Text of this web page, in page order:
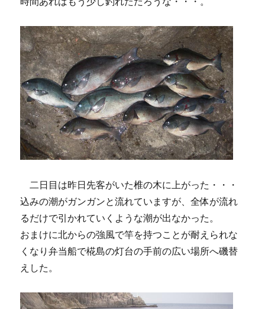
二日目は昨日先客がいた椎の木に上がった・・・
込みの潮がガンガンと流れていますが、全体が流れ
るだけで引かれていくような潮が出なかった。
おまけに北からの強風で竿を持つことが耐えられな
くなり弁当船で椛島の灯台の手前の広い場所へ磯替
えした。